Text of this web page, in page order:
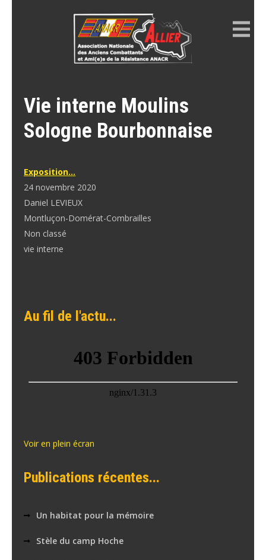
Vie interne Moulins
Sologne Bourbonnaise
Exposition…
24 novembre 2020
Daniel LEVIEUX
Montluçon-Domérat-Combrailles
Non classé
vie interne
Au fil de l'actu...
Voir en plein écran
Publications récentes...
Un habitat pour la mémoire
Stèle du camp Hoche